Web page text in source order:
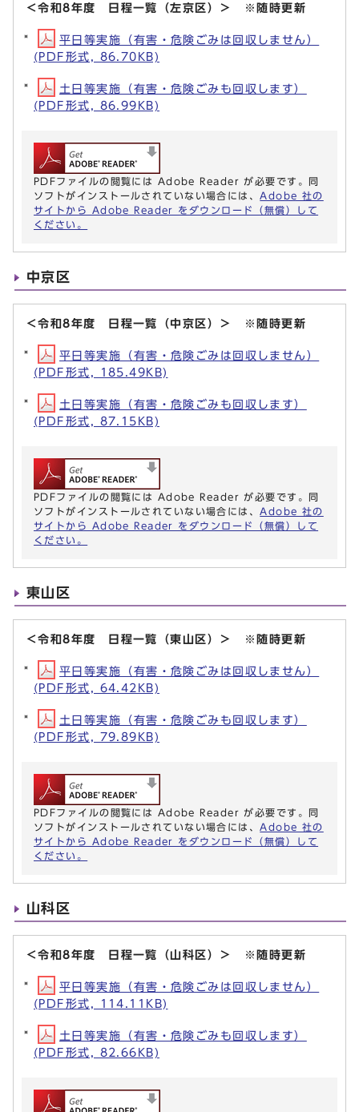
＜令和8年度 日程一覧（左京区）＞ ※随時更新
平日等実施（有害・危険ごみは回収しません）
(PDF形式, 86.70KB)
土日等実施（有害・危険ごみも回収します）
(PDF形式, 86.99KB)
PDFファイルの閲覧には Adobe Reader が必要です。同
ソフトがインストールされていない場合には、 Adobe 社の
サイトから Adobe Reader をダウンロード（無償）して
ください。
中京区
＜令和8年度 日程一覧（中京区）＞ ※随時更新
平日等実施（有害・危険ごみは回収しません）
(PDF形式, 185.49KB)
土日等実施（有害・危険ごみも回収します）
(PDF形式, 87.15KB)
PDFファイルの閲覧には Adobe Reader が必要です。同
ソフトがインストールされていない場合には、 Adobe 社の
サイトから Adobe Reader をダウンロード（無償）して
ください。
東山区
＜令和8年度 日程一覧（東山区）＞ ※随時更新
平日等実施（有害・危険ごみは回収しません）
(PDF形式, 64.42KB)
土日等実施（有害・危険ごみも回収します）
(PDF形式, 79.89KB)
PDFファイルの閲覧には Adobe Reader が必要です。同
ソフトがインストールされていない場合には、 Adobe 社の
サイトから Adobe Reader をダウンロード（無償）して
ください。
山科区
＜令和8年度 日程一覧（山科区）＞ ※随時更新
平日等実施（有害・危険ごみは回収しません）
(PDF形式, 114.11KB)
土日等実施（有害・危険ごみも回収します）
(PDF形式, 82.66KB)